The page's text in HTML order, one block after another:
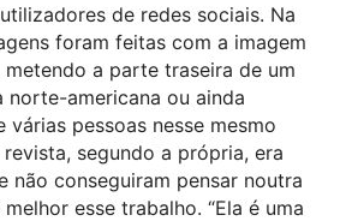
de redes sociais. Na
foram feitas com a imagem
metendo a parte traseira de um
americana ou ainda
pessoas nesse mesmo
segundo a própria, era
não conseguiram pensar noutra
esse trabalho. “Ela é uma